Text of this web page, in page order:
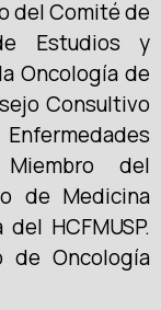
del Comité de
Estudios y
Oncología de
Consultivo
Miembro del
de Medicina
HCFMUSP.
de Oncología